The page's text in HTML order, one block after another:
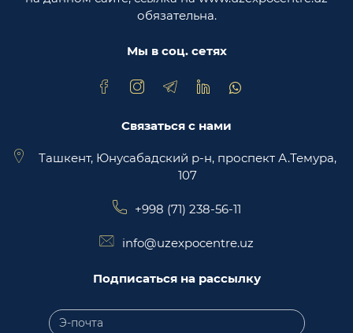
торговая площадка Trade Uzbekistan
обязательна.
Мы в соц. сетях
Связаться с нами
Ташкент, Юнусабадский р-н, проспект А.Темура,
107
+998 (71) 238-56-11
info@uzexpocentre.uz
Подписаться на рассылку